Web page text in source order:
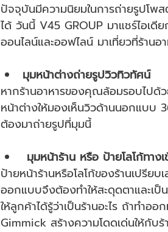
ปัจจุบันมีความนิยมในการถ่ายรูปโพ
ได้ วันนี้ V45 GROUP มาแชร์ไอเดี
ออนไลน์และออฟไลน์ มาเที่ยวที่ร้าน
มุมหน้าต่างถ่ายรูปวิวทิวทัศน์
หากร้านอาหารของคุณล้อมรอบไปด้
หน้าต่างให้มองเห็นวิวด้านนอกแบบ
ต้องมาถ่ายรูปที่มุมนี้
มุมหน้าร้าน หรือ ป้ายโลโก้ทางเ
ป้ายหน้าร้านหรือโลโก้ของร้านเปรีย
ออกแบบจึงต้องทำให้สะดุดตาและเป็
ให้ลูกค้าได้รู้ว่าเป็นร้านอะไร ถ้าทำอ
Gimmick สร้างความโดดเด่นให้กับร้